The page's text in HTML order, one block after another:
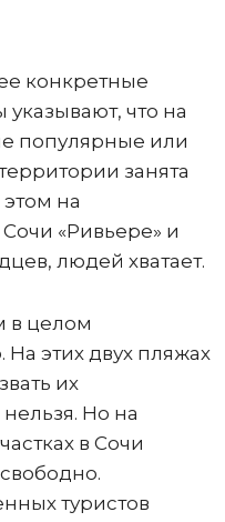
конкретные
что на
популярные или
занята
на
«Ривьере» и
людей хватает.
в целом
этих двух пляжах
их
Но на
в Сочи
туристов